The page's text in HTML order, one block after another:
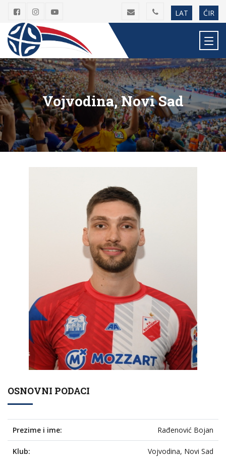
LAT ĆIR
Vojvodina, Novi Sad
OSNOVNI PODACI
Prezime i ime: Rađenović Bojan
Klub: Vojvodina, Novi Sad